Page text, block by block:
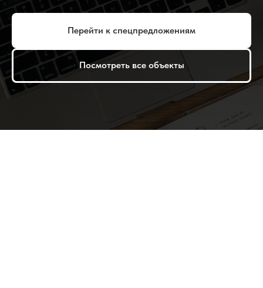
Перейти к спецпредложениям
Посмотреть все объекты